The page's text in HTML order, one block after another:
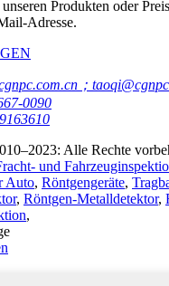
Produkten oder
Adresse.
；
0090
Alle Rechte
und
Auto, Röntgengeräte,
, Röntgen-Metalldetektor,
,